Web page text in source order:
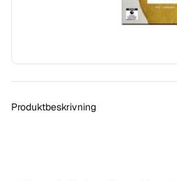
Produktbeskrivning